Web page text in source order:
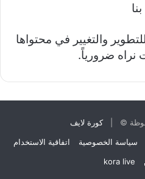
بنا
والتغيير في محتواها
ضرورياً.
© |كورة لايف
سياسة الخصوصية
اتفاقية الاستخدام
kora live